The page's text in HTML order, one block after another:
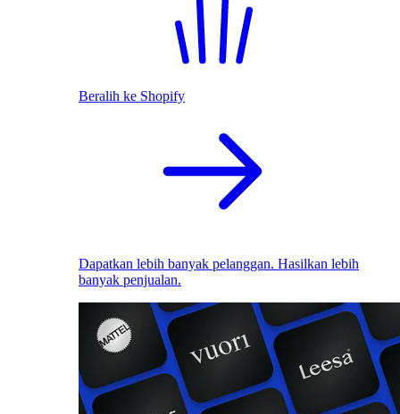
Beralih ke Shopify
Dapatkan lebih banyak pelanggan. Hasilkan lebih
banyak penjualan.